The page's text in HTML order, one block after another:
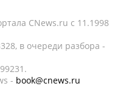
CNews.ru c 11.1998
в очереди разбора -
- book@cnews.ru